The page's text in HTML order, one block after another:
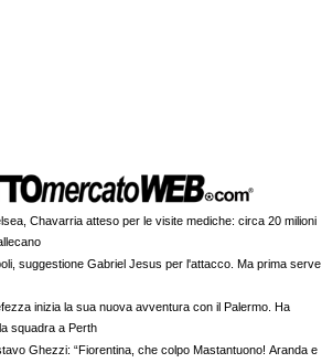
Chavarria atteso per le visite mediche: circa 20 milioni
suggestione Gabriel Jesus per l'attacco. Ma prima serve
inizia la sua nuova avventura con il Palermo. Ha
squadra a Perth
Ghezzi: “Fiorentina, che colpo Mastantuono! Aranda e